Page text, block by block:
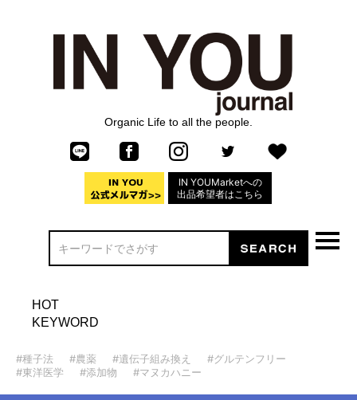
Organic Life to all the people.
IN YOUMarketへの
出品希望者はこちら
HOT
KEYWORD
#種子法 #農薬 #遺伝子組み換え
#グルテンフリー
#東洋医学
#添加物 #マヌカハニー